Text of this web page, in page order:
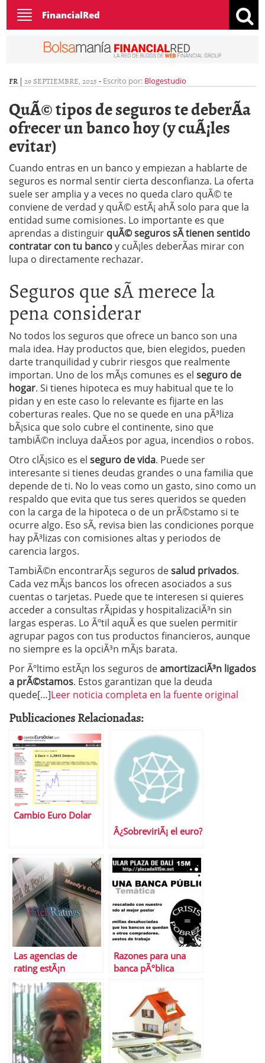
Toggle
navigation
FinancialRed
FR | 29 SEPTIEMBRE, 2025 - Escrito por: Blogestudio
QuÃ© tipos de seguros te deberÃ­a
ofrecer un banco hoy (y cuÃ¡les
evitar)
Cuando entras en un banco y empiezan a hablarte de
seguros es normal sentir cierta desconfianza. La oferta
suele ser amplia y a veces no queda claro quÃ© te
conviene de verdad y quÃ© estÃ¡ ahÃ­ solo para que la
entidad sume comisiones. Lo importante es que
aprendas a distinguir quÃ© seguros sÃ­ tienen sentido
contratar con tu bancoy cuÃ¡les deberÃ­as mirar con
lupa o directamente rechazar.
Seguros que sÃ­ merece la
pena considerar
No todos los seguros que ofrece un banco son una
mala idea. Hay productos que, bien elegidos, pueden
darte tranquilidad y cubrir riesgos que realmente
importan. Uno de los mÃ¡s comunes es el seguro de
hogar. Si tienes hipoteca es muy habitual que te lo
pidan y en este caso lo relevante es fijarte en las
coberturas reales. Que no se quede en una pÃ³liza
bÃ¡sica que solo cubre el continente, sino que
tambiÃ©n incluya daÃ±os por agua, incendios o robos.
Otro clÃ¡sico es el seguro de vida. Puede ser
interesante si tienes deudas grandes o una familia que
depende de ti. No lo veas como un gasto, sino como un
respaldo que evita que tus seres queridos se queden
con la carga de la hipoteca o de un prÃ©stamo si te
ocurre algo. Eso sÃ­, revisa bien las condiciones porque
hay pÃ³lizas con comisiones altas y periodos de
carencia largos.
TambiÃ©n encontrarÃ¡s seguros desalud privados.
Cada vez mÃ¡s bancos los ofrecen asociados a sus
cuentas o tarjetas. Puede que te interesen si quieres
acceder a consultas rÃ¡pidas y hospitalizaciÃ³n sin
largas esperas. Lo Ãºtil aquÃ­ es que suelen permitir
agrupar pagos con tus productos financieros, aunque
no siempre es la opciÃ³n mÃ¡s barata.
Por Ãºltimo estÃ¡n los seguros deamortizaciÃ³n ligados
a prÃ©stamos. Estos garantizan que la deuda
quede[…]Leer noticia completa en la fuente original
Publicaciones Relacionadas:
Cambio Euro Dolar
Â¿SobreviriÃ¡ el euro?
Las agencias de
rating estÃ¡n
retrasando la salida
de la crisis
Razones para una
banca pÃºblica